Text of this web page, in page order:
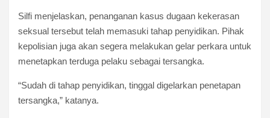
Silfi menjelaskan, penanganan kasus dugaan kekerasan
seksual tersebut telah memasuki tahap penyidikan. Pihak
kepolisian juga akan segera melakukan gelar perkara untuk
menetapkan terduga pelaku sebagai tersangka.
“Sudah di tahap penyidikan, tinggal digelarkan penetapan
tersangka,” katanya.